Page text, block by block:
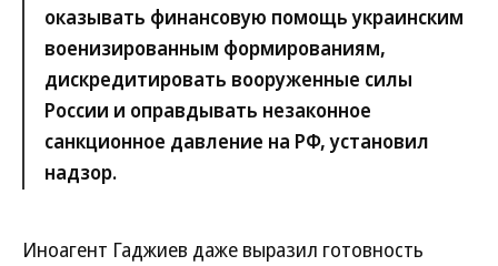
оказывать финансовую помощь украинским
военизированным формированиям,
дискредитировать вооруженные силы
России и оправдывать незаконное
санкционное давление на РФ, установил
надзор.
Иноагент Гаджиев даже выразил готовность